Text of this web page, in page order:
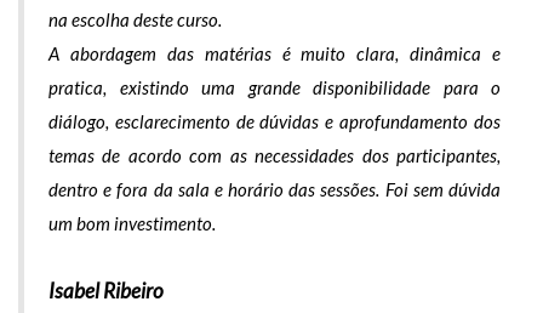
na escolha deste curso.
A abordagem das matérias é muito clara, dinâmica e
pratica, existindo uma grande disponibilidade para o
diálogo, esclarecimento de dúvidas e aprofundamento dos
temas de acordo com as necessidades dos participantes,
dentro e fora da sala e horário das sessões. Foi sem dúvida
um bom investimento.
Isabel Ribeiro